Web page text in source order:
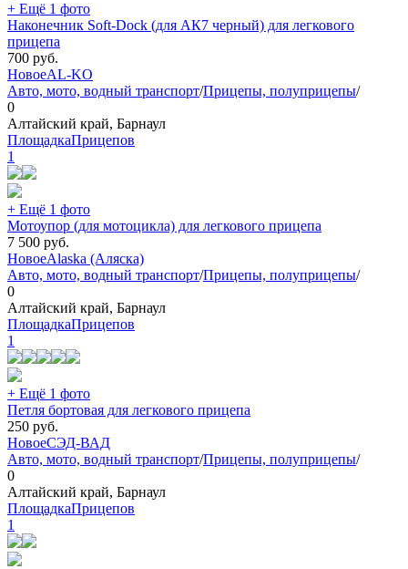
+ Ещё 1 фото
Наконечник Soft-Dock (для АК7 черный) для легкового
прицепа
700 руб.
НовоеAL-KO
Авто, мото, водный транспорт/Прицепы, полуприцепы/
0
Алтайский край, Барнаул
ПлощадкаПрицепов
1
+ Ещё 1 фото
Мотоупор (для мотоцикла) для легкового прицепа
7 500 руб.
НовоеAlaska (Аляска)
Авто, мото, водный транспорт/Прицепы, полуприцепы/
0
Алтайский край, Барнаул
ПлощадкаПрицепов
1
+ Ещё 1 фото
Петля бортовая для легкового прицепа
250 руб.
НовоеСЭД-ВАД
Авто, мото, водный транспорт/Прицепы, полуприцепы/
0
Алтайский край, Барнаул
ПлощадкаПрицепов
1